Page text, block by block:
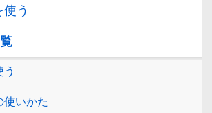
う
う
使いかた